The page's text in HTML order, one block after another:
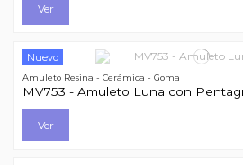
Ver
Nuevo
Amuleto Resina - Cerámica - Goma
MV753 - Amuleto Luna con
Ver